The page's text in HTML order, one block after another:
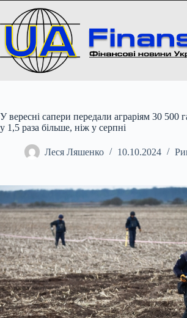
вмісту
У вересні сапери передали аграріям 30 500
у 1,5 раза більше, ніж у серпні
Леся Ляшенко 10.10.2024